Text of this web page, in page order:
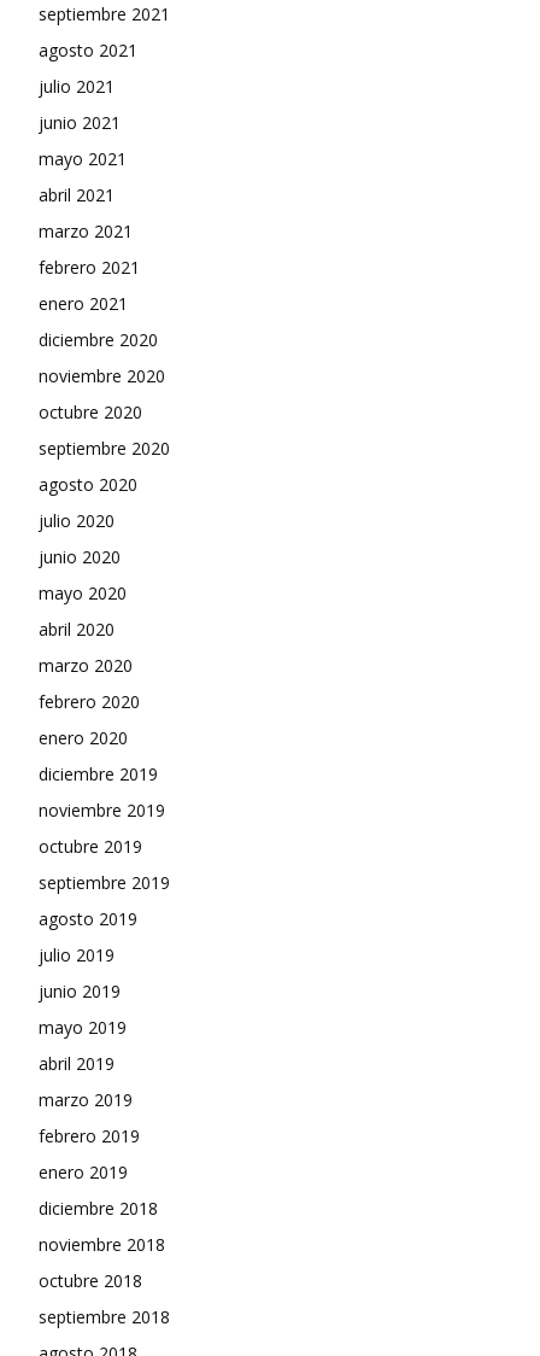
septiembre 2021
agosto 2021
julio 2021
junio 2021
mayo 2021
abril 2021
marzo 2021
febrero 2021
enero 2021
diciembre 2020
noviembre 2020
octubre 2020
septiembre 2020
agosto 2020
julio 2020
junio 2020
mayo 2020
abril 2020
marzo 2020
febrero 2020
enero 2020
diciembre 2019
noviembre 2019
octubre 2019
septiembre 2019
agosto 2019
julio 2019
junio 2019
mayo 2019
abril 2019
marzo 2019
febrero 2019
enero 2019
diciembre 2018
noviembre 2018
octubre 2018
septiembre 2018